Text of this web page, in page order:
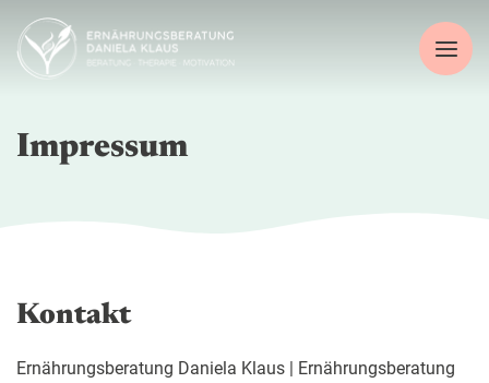
Inhalt
springen
Impressum
Kontakt
Ernährungsberatung Daniela Klaus | Ernährungsberatung